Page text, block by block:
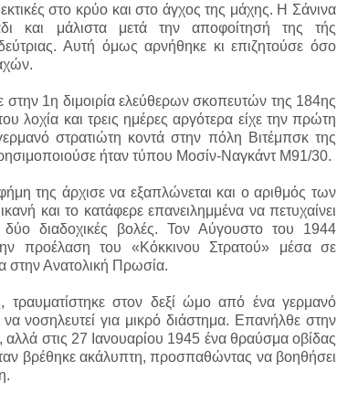
στο κρύο και στο άγχος της μάχης. Η Σάνινα
και μάλιστα μετά την αποφοίτησή της τής
Αυτή όμως αρνήθηκε κι επιζητούσε όσο
στην 1η διμοιρία ελεύθερων σκοπευτών της 184ης
λοχία και τρεις ημέρες αργότερα είχε την πρώτη
στρατιώτη κοντά στην πόλη Βιτέμπσκ της
ήταν τύπου Μοσίν-Ναγκάντ M91/30.
της άρχισε να εξαπλώνεται και ο αριθμός των
και το κατάφερε επανειλημμένα να πετυχαίνει
δύο διαδοχικές βολές. Τον Αύγουστο του 1944
προέλαση του «Κόκκινου Στρατού» μέσα σε
στην Ανατολική Πρωσία.
τραυματίστηκε στον δεξί ώμο από ένα γερμανό
νοσηλευτεί για μικρό διάστημα. Επανήλθε στην
στις 27 Ιανουαρίου 1945 ένα θραύσμα οβίδας
βρέθηκε ακάλυπτη, προσπαθώντας να βοηθήσει